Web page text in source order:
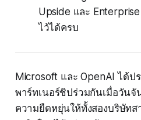
Upside และ
ไว้ได้ครบ
Microsoft และ OpenAI ได้ป
พาร์ทเนอร์ชิปร่วมกันเมื่อวันจั
ความยืดหยุ่นให้ทั้งสองบริษัทส